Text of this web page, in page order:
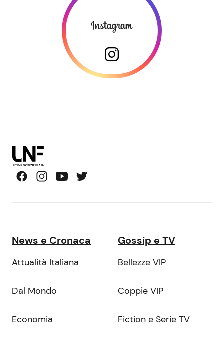
News e Cronaca
Attualità Italiana
Dal Mondo
Economia
Gossip e TV
Bellezze VIP
Coppie VIP
Fiction e Serie TV